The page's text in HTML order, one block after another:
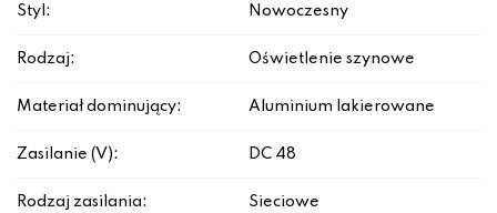
Styl: Nowoczesny
Rodzaj: Oświetlenie szynowe
Materiał dominujący: Aluminium lakierowane
Zasilanie (V): DC 48
Rodzaj zasilania: Sieciowe